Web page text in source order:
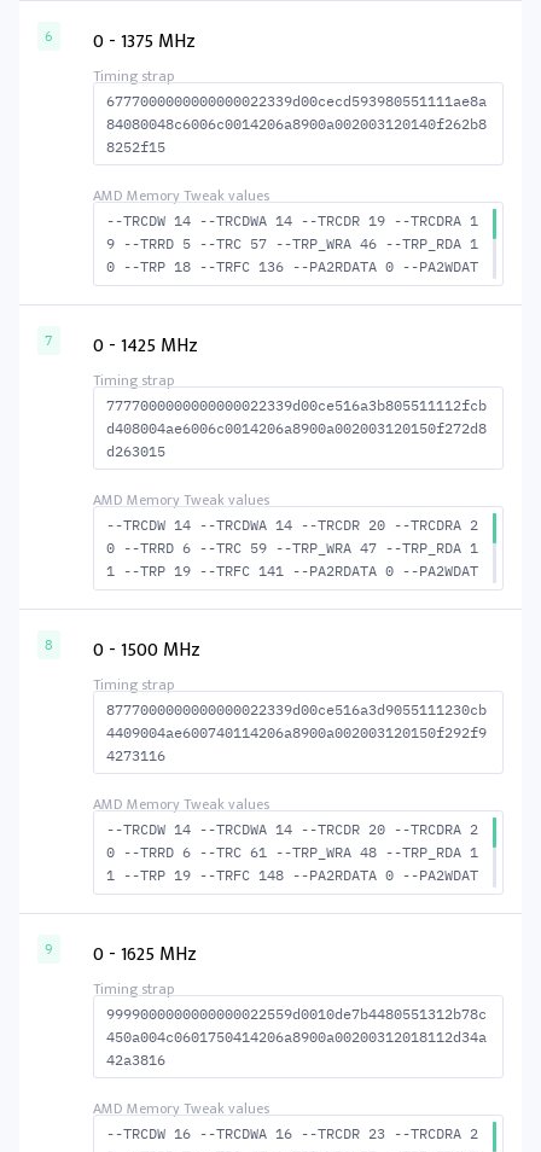
MACTWR 40 --RAS2RAS 123 --RP 34 --WRPLUSRP 4
6 0 - 1375 MHz
6777000000000000022339d00cecd593980551111ae8a
84080048c6006c0014206a8900a002003120140f262b8
8252f15
--TRCDW 14 --TRCDWA 14 --TRCDR 19 --TRCDRA 1
9 --TRRD 5 --TRC 57 --TRP_WRA 46 --TRP_RDA 1
0 --TRP 18 --TRFC 136 --PA2RDATA 0 --PA2WDAT
A 0 --TFAW 8 --TCRCRL 2 --TCRCWL 6 --TFAW32
MACTWR 43 --RAS2RAS 136 --RP 37 --WRPLUSRP 4
7 0 - 1425 MHz
7777000000000000022339d00ce516a3b805511112fcb
d408004ae6006c0014206a8900a002003120150f272d8
d263015
--TRCDW 14 --TRCDWA 14 --TRCDR 20 --TRCDRA 2
0 --TRRD 6 --TRC 59 --TRP_WRA 47 --TRP_RDA 1
1 --TRP 19 --TRFC 141 --PA2RDATA 0 --PA2WDAT
A 0 --TFAW 10 --TCRCRL 2 --TCRCWL 6 --TFAW32
MACTWR 45 --RAS2RAS 141 --RP 38 --WRPLUSRP 4
8 0 - 1500 MHz
8777000000000000022339d00ce516a3d9055111230cb
4409004ae600740114206a8900a002003120150f292f9
4273116
--TRCDW 14 --TRCDWA 14 --TRCDR 20 --TRCDRA 2
0 --TRRD 6 --TRC 61 --TRP_WRA 48 --TRP_RDA 1
1 --TRP 19 --TRFC 148 --PA2RDATA 0 --PA2WDAT
A 0 --TFAW 10 --TCRCRL 2 --TCRCWL 6 --TFAW32
MACTWR 47 --RAS2RAS 148 --RP 39 --WRPLUSRP 4
9 0 - 1625 MHz
9999000000000000022559d0010de7b4480551312b78c
450a004c0601750414206a8900a00200312018112d34a
42a3816
--TRCDW 16 --TRCDWA 16 --TRCDR 23 --TRCDRA 2